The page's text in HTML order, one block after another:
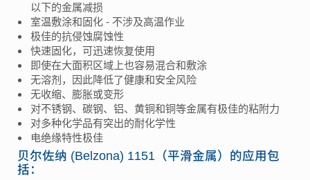
以下的金属减损
室温敷涂和固化 - 不涉及高温作业
极佳的抗侵蚀腐蚀性
快速固化，可迅速恢复使用
即使在大面积区域上也容易混合和敷涂
无溶剂，因此降低了健康和安全风险
无收缩、膨胀或变形
对不锈钢、碳钢、铝、黄铜和铜等金属有极佳的粘附力
对多种化学品有突出的耐化学性
电绝缘特性极佳
贝尔佐纳 (Belzona) 1151（平滑金属）的应用包
括：